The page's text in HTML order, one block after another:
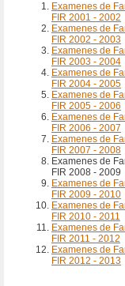
Examenes de
FIR 2001 - 2002
Examenes de
FIR 2002 - 2003
Examenes de
FIR 2003 - 2004
Examenes de
FIR 2004 - 2005
Examenes de
FIR 2005 - 2006
Examenes de
FIR 2006 - 2007
Examenes de
FIR 2007 - 2008
Examenes de
FIR 2008 - 2009
Examenes de
FIR 2009 - 2010
Examenes de
FIR 2010 - 2011
Examenes de
FIR 2011 - 2012
Examenes de
FIR 2012 - 2013